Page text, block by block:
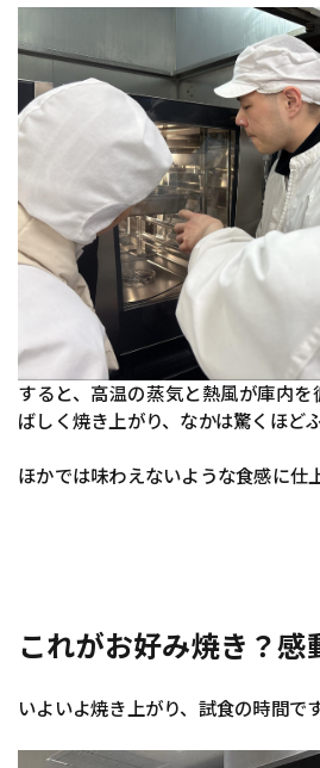
すると、高温の蒸気と熱風が庫内
ばしく焼き上がり、なかは驚くほど
ほかでは味わえないような食感に仕
これがお好み焼き？感
いよいよ焼き上がり、試食の時間です